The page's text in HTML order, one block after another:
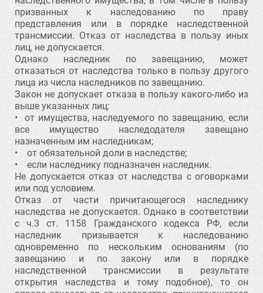
призванных к наследованию по праву
представления или в порядке наследственной
трансмиссии. Отказ от наследства в пользу иных
лиц, не допускается.
Однако наследник по завещанию, может
отказаться от наследства только в пользу другого
лица из числа наследников по завещанию.
Закон не допускает отказа в пользу какого-либо из
выше указанных лиц:
• от имущества, наследуемого по завещанию, если
все имущество наследодателя завещано
назначенным им наследникам;
• от обязательной доли в наследстве;
• если наследнику подназначен наследник.
Не допускается отказ от наследства с оговорками
или под условием.
Отказ от части причитающегося наследнику
наследства не допускается. Однако в соответствии
с ч.3 ст. 1158 Гражданского кодекса РФ, если
наследник призывается к наследованию
одновременно по нескольким основаниям (по
завещанию и по закону или в порядке
наследственной трансмиссии в результате
открытия наследства и тому подобное), то он